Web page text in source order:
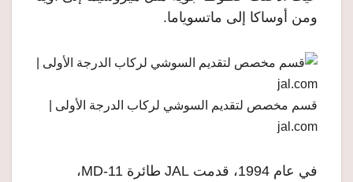
ومن أوساكا إلى ماتسوياما.
قسم مخصص لتقديم السوشي لركاب الدرجة الأولى |
jal.com
في عام 1994، قدمت JAL طائرة MD-11،